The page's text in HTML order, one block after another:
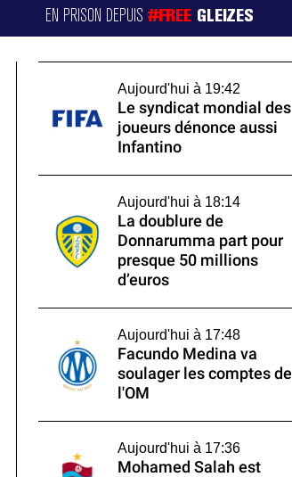
EN PRISON DEPUIS#FREE GLEIZES
Aujourd'hui à 19:42
Le syndicat mondial des
joueurs dénonce aussi
Infantino
Aujourd'hui à 18:14
La doublure de
Donnarumma part pour
presque 50 millions
d’euros
Aujourd'hui à 17:48
Facundo Medina va
soulager les comptes de
l'OM
Aujourd'hui à 17:36
Mohamed Salah est